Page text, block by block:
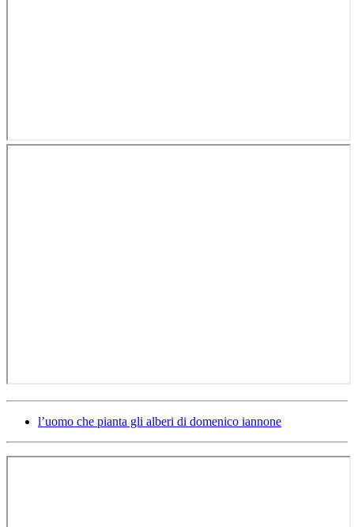
l’uomo che pianta gli alberi di domenico iannone